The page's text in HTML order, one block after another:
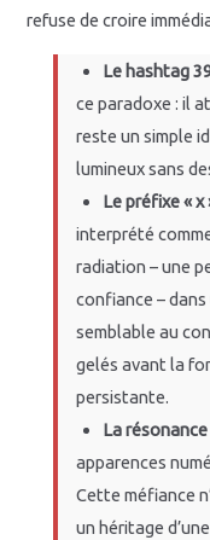
refuse de croire
Le hashtag
ce paradoxe : il
reste un simple
lumineux sans
Le préfixe « x
interprété
radiation – une
confiance –
semblable au
gelés avant la
persistante.
La
apparences
Cette méfiance
un héritage